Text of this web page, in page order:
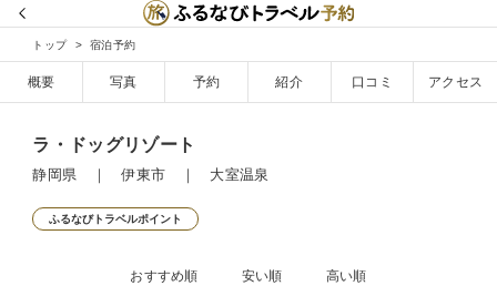
トップ 宿泊予約
概要 写真 予約 紹介 口コミ アクセス
ラ・ドッグリゾート
静岡県 ｜ 伊東市 ｜ 大室温泉
ふるなびトラベルポイント
おすすめ順 安い順 高い順